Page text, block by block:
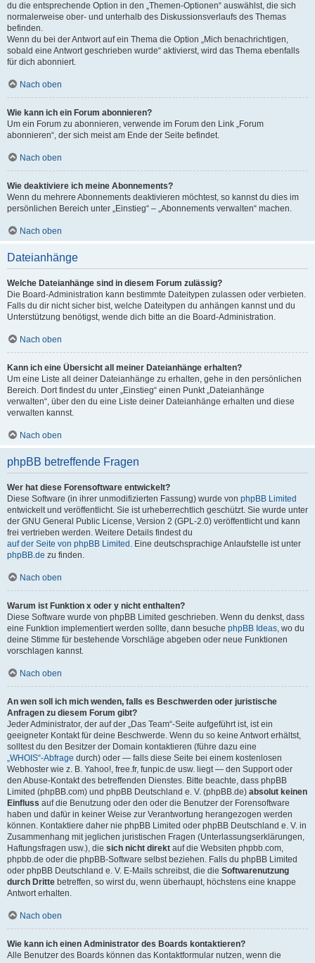
du die entsprechende Option in den „Themen-Optionen“ auswählst, die sich
normalerweise ober- und unterhalb des Diskussionsverlaufs des Themas
befinden.
Wenn du bei der Antwort auf ein Thema die Option „Mich benachrichtigen,
sobald eine Antwort geschrieben wurde“ aktivierst, wird das Thema ebenfalls
für dich abonniert.
Nach oben
Wie kann ich ein Forum abonnieren?
Um ein Forum zu abonnieren, verwende im Forum den Link „Forum
abonnieren“, der sich meist am Ende der Seite befindet.
Nach oben
Wie deaktiviere ich meine Abonnements?
Wenn du mehrere Abonnements deaktivieren möchtest, so kannst du dies im
persönlichen Bereich unter „Einstieg“ – „Abonnements verwalten“ machen.
Nach oben
Dateianhänge
Welche Dateianhänge sind in diesem Forum zulässig?
Die Board-Administration kann bestimmte Dateitypen zulassen oder verbieten.
Falls du dir nicht sicher bist, welche Dateitypen du anhängen kannst und du
Unterstützung benötigst, wende dich bitte an die Board-Administration.
Nach oben
Kann ich eine Übersicht all meiner Dateianhänge erhalten?
Um eine Liste all deiner Dateianhänge zu erhalten, gehe in den persönlichen
Bereich. Dort findest du unter „Einstieg“ einen Punkt „Dateianhänge
verwalten“, über den du eine Liste deiner Dateianhänge erhalten und diese
verwalten kannst.
Nach oben
phpBB betreffende Fragen
Wer hat diese Forensoftware entwickelt?
Diese Software (in ihrer unmodifizierten Fassung) wurde von phpBB Limited
entwickelt und veröffentlicht. Sie ist urheberrechtlich geschützt. Sie wurde unter
der GNU General Public License, Version 2 (GPL-2.0) veröffentlicht und kann
frei vertrieben werden. Weitere Details findest du
auf der Seite von phpBB Limited . Eine deutschsprachige Anlaufstelle ist unter
phpBB.de zu finden.
Nach oben
Warum ist Funktion x oder y nicht enthalten?
Diese Software wurde von phpBB Limited geschrieben. Wenn du denkst, dass
eine Funktion implementiert werden sollte, dann besuche phpBB Ideas, wo du
deine Stimme für bestehende Vorschläge abgeben oder neue Funktionen
vorschlagen kannst.
Nach oben
An wen soll ich mich wenden, falls es Beschwerden oder juristische
Anfragen zu diesem Forum gibt?
Jeder Administrator, der auf der „Das Team“-Seite aufgeführt ist, ist ein
geeigneter Kontakt für deine Beschwerde. Wenn du so keine Antwort erhältst,
solltest du den Besitzer der Domain kontaktieren (führe dazu eine
„WHOIS“-Abfrage durch) oder — falls diese Seite bei einem kostenlosen
Webhoster wie z. B. Yahoo!, free.fr, funpic.de usw. liegt — den Support oder
den Abuse-Kontakt des betreffenden Dienstes. Bitte beachte, dass phpBB
Limited (phpBB.com) und phpBB Deutschland e. V. (phpBB.de) absolut keinen
Einfluss auf die Benutzung oder den oder die Benutzer der Forensoftware
haben und dafür in keiner Weise zur Verantwortung herangezogen werden
können. Kontaktiere daher nie phpBB Limited oder phpBB Deutschland e. V. in
Zusammenhang mit jeglichen juristischen Fragen (Unterlassungserklärungen,
Haftungsfragen usw.), die sich nicht direkt auf die Websiten phpbb.com,
phpbb.de oder die phpBB-Software selbst beziehen. Falls du phpBB Limited
oder phpBB Deutschland e. V. E-Mails schreibst, die die Softwarenutzung
durch Dritte betreffen, so wirst du, wenn überhaupt, höchstens eine knappe
Antwort erhalten.
Nach oben
Wie kann ich einen Administrator des Boards kontaktieren?
Alle Benutzer des Boards können das Kontaktformular nutzen, wenn die